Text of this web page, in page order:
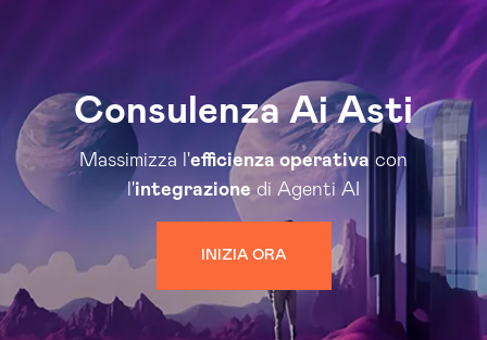
Consulenza Ai Asti
Massimizza l'efficienza operativa con
l'integrazionedi Agenti AI
INIZIA ORA